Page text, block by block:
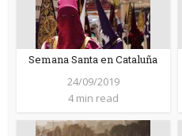
Semana Santa en Cataluña
24/09/2019
4 min read